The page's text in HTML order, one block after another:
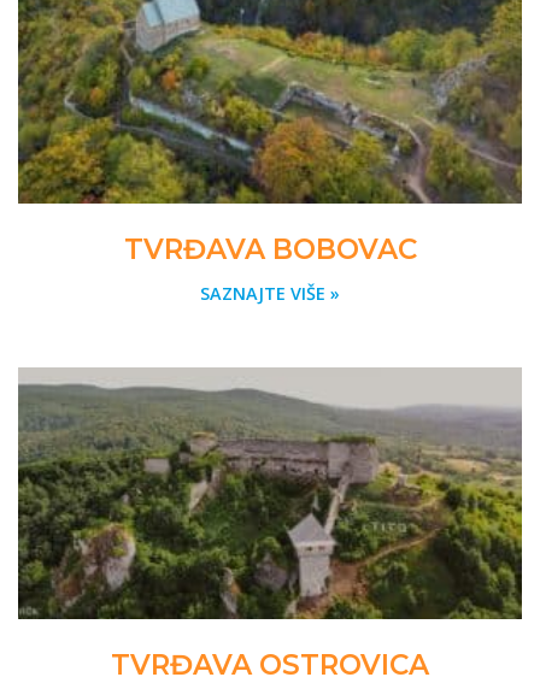
TVRĐAVA BOBOVAC
SAZNAJTE VIŠE »
TVRĐAVA OSTROVICA